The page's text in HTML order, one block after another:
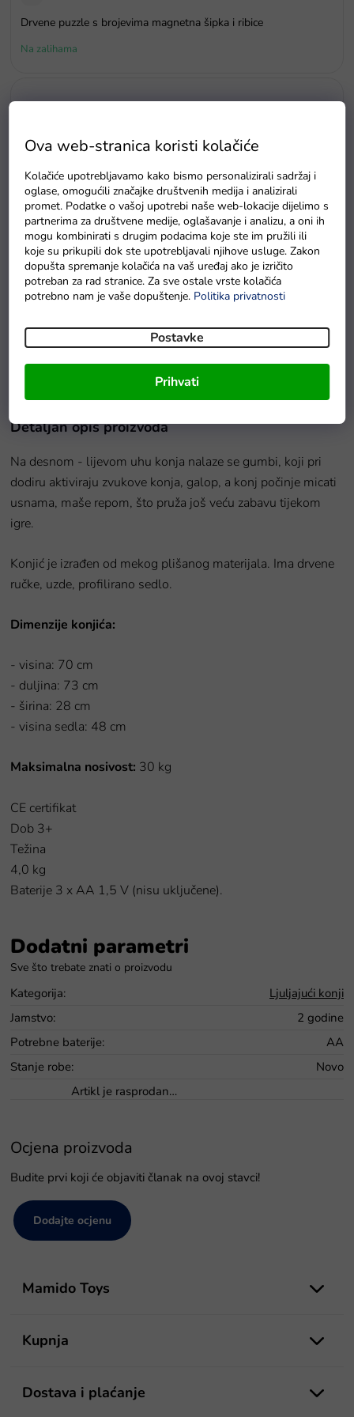
Ova web-stranica koristi kolačiće
Kolačiće upotrebljavamo kako bismo personalizirali sadržaj i
oglase, omogućili značajke društvenih medija i analizirali
promet. Podatke o vašoj upotrebi naše web-lokacije dijelimo s
partnerima za društvene medije, oglašavanje i analizu, a oni ih
mogu kombinirati s drugim podacima koje ste im pružili ili
koje su prikupili dok ste upotrebljavali njihove usluge. Zakon
dopušta spremanje kolačića na vaš uređaj ako je izričito
potreban za rad stranice. Za sve ostale vrste kolačića
potrebno nam je vaše dopuštenje. Politika privatnosti
Postavke
Prihvati
Drvene puzzle s brojevima magnetna šipka i ribice
Na zalihama
Baterie GP Greencell R6 typ AA 4 ks
Na zalihama
Detaljan opis proizvoda
Na desnom - lijevom uhu konja nalaze se gumbi, koji pri
dodiru aktiviraju zvukove konja, galop, a konj počinje micati
usnama, maše repom, što pruža još veću zabavu tijekom
igre.
Konjić je izrađen od mekog plišanog materijala. Ima drvene
ručke, uzde, profilirano sedlo.
Dimenzije konjića:
- visina: 70 cm
- duljina: 73 cm
- širina: 28 cm
- visina sedla: 48 cm
Maksimalna nosivost: 30 kg
CE certifikat
Dob 3+
Težina
4,0 kg
Baterije 3 x AA 1,5 V (nisu uključene).
Dodatni parametri
Kategorija:
Ljuljajući konji
Jamstvo:
2 godine
Potrebne baterije:
AA
Stanje robe:
Novo
Artikl je rasprodan…
Ocjena proizvoda
Budite prvi koji će objaviti članak na ovoj stavci!
Dodajte ocjenu
Mamido Toys
Kupnja
Dostava i plaćanje